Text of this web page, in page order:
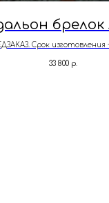
брелок
Срок изготовления
33 800 р.